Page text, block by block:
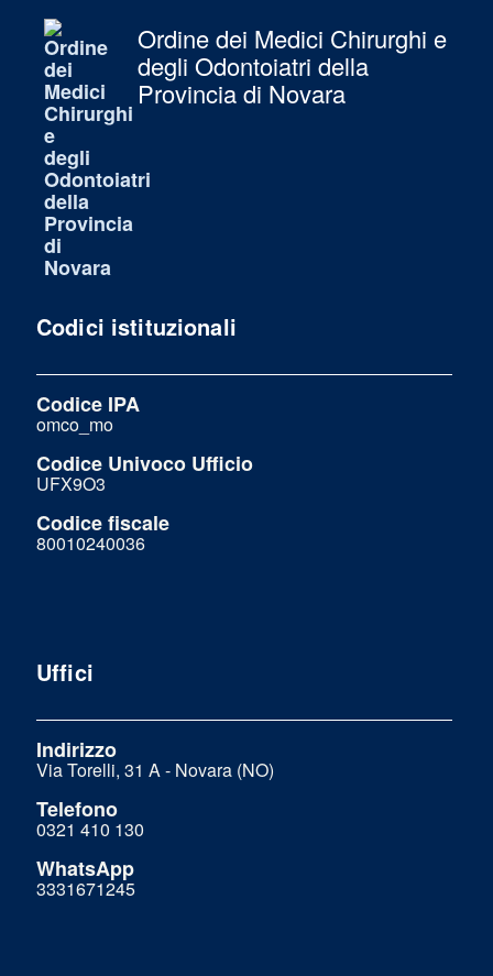
Ordine dei Medici Chirurghi e
degli Odontoiatri della
Provincia di Novara
Codici istituzionali
Codice IPA
omco_mo
Codice Univoco Ufficio
UFX9O3
Codice fiscale
80010240036
Uffici
Indirizzo
Via Torelli, 31 A - Novara (NO)
Telefono
0321 410 130
WhatsApp
3331671245